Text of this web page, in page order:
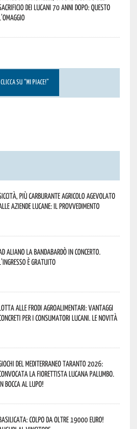
dei lucani 70 anni dopo: questo
SU “MI PIACE!”
più carburante agricolo agevolato
aziende lucane: il provvedimento
Aliano la Bandabardò in concerto.
è gratuito
alle frodi agroalimentari: vantaggi
per i consumatori lucani. Le novità
del Mediterraneo Taranto 2026:
la fiorettista lucana Palumbo.
bocca al lupo!
colpo da oltre 19000 Euro!